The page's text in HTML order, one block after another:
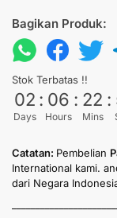
Bagikan Produk:
Stok Terbatas !!
02
Days
: 06
Hours
: 22
Mins
:
Catatan: Pembelian
International kami.
dari Negara